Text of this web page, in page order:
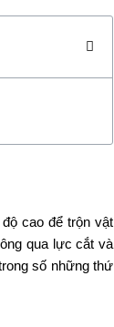
cao để trộn vật
qua lực cắt và
số những thứ